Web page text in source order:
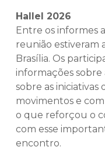
Hallel 2026
Entre os informes
reunião estiveram
Brasília. Os
informações
sobre as iniciativas
movimentos e
o que reforçou o
com esse
encontro.